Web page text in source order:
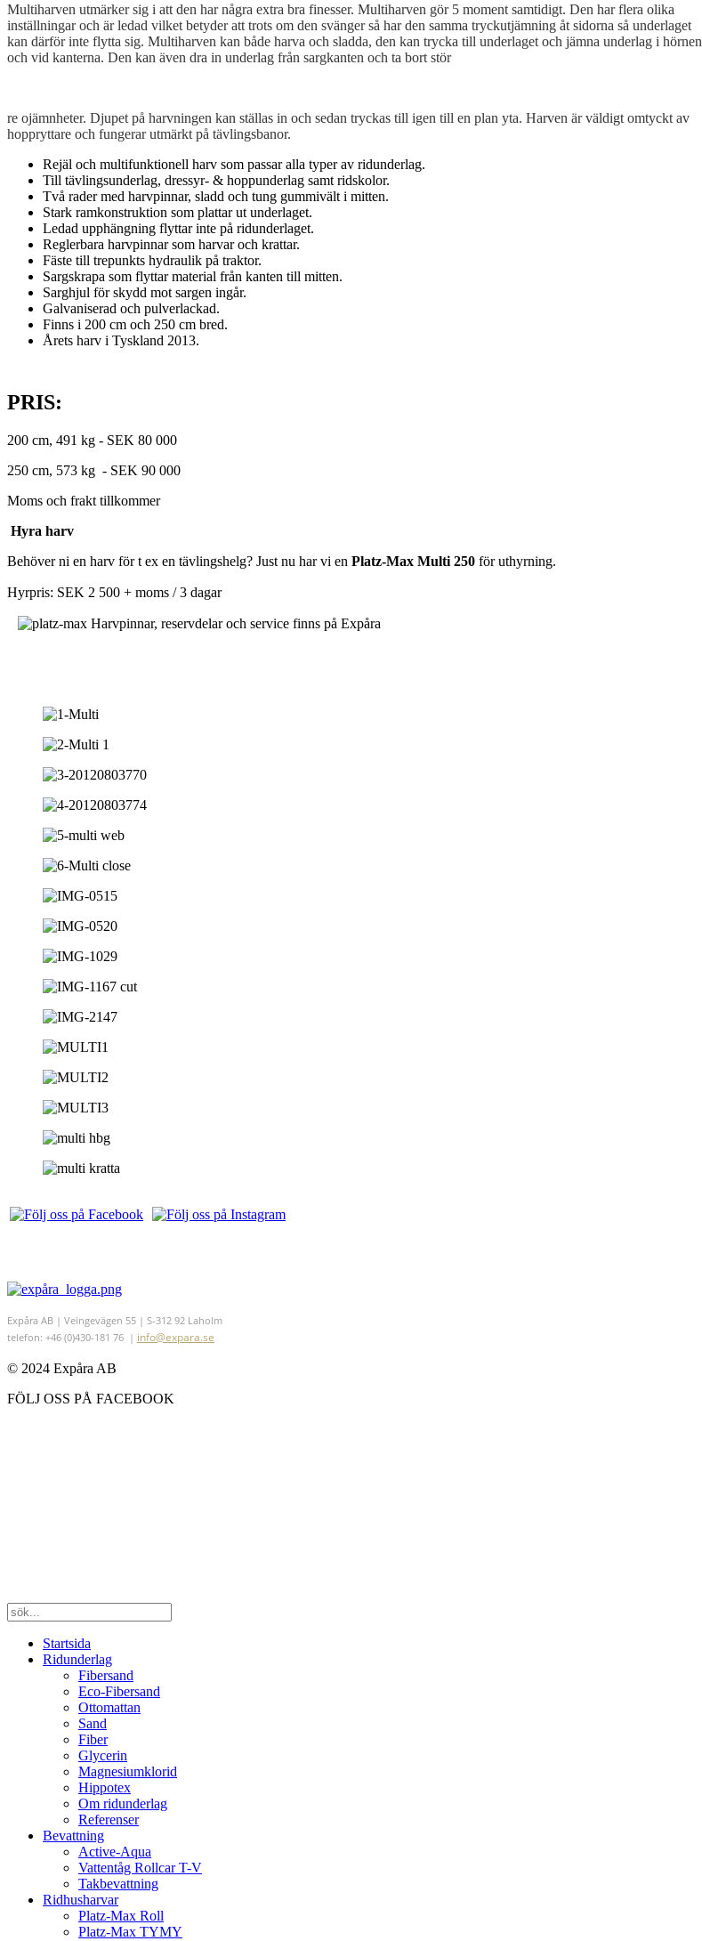
Multiharven utmärker sig i att den har några extra bra finesser. Multiharven gör 5 moment samtidigt. Den har flera olika
inställningar och är ledad vilket betyder att trots om den svänger så har den samma tryckutjämning åt sidorna så underlaget
kan därför inte flytta sig. Multiharven kan både harva och sladda, den kan trycka till underlaget och jämna underlag i hörnen
och vid kanterna. Den kan även dra in underlag från sargkanten och ta bort stör
re ojämnheter. Djupet på harvningen kan ställas in och sedan tryckas till igen till en plan yta. Harven är väldigt omtyckt av
hoppryttare och fungerar utmärkt på tävlingsbanor.
Rejäl och multifunktionell harv som passar alla typer av ridunderlag.
Till tävlingsunderlag, dressyr- & hoppunderlag samt ridskolor.
Två rader med harvpinnar, sladd och tung gummivält i mitten.
Stark ramkonstruktion som plattar ut underlaget.
Ledad upphängning flyttar inte på ridunderlaget.
Reglerbara harvpinnar som harvar och krattar.
Fäste till trepunkts hydraulik på traktor.
Sargskrapa som flyttar material från kanten till mitten.
Sarghjul för skydd mot sargen ingår.
Galvaniserad och pulverlackad.
Finns i 200 cm och 250 cm bred.
Årets harv i Tyskland 2013.
PRIS:
200 cm, 491 kg - SEK 80 000
250 cm, 573 kg - SEK 90 000
Moms och frakt tillkommer
Hyra harv
Behöver ni en harv för t ex en tävlingshelg? Just nu har vi en Platz-Max Multi 250 för uthyrning.
Hyrpris: SEK 2 500 + moms / 3 dagar
Harvpinnar, reservdelar och service finns på Expåra
Expåra AB | Veingevägen 55 | S-312 92 Laholm
telefon: +46 (0)430-181 76 | info@expara.se
© 2024 Expåra AB
FÖLJ OSS PÅ FACEBOOK
Startsida
Ridunderlag
Fibersand
Eco-Fibersand
Ottomattan
Sand
Fiber
Glycerin
Magnesiumklorid
Hippotex
Om ridunderlag
Referenser
Bevattning
Active-Aqua
Vattentåg Rollcar T-V
Takbevattning
Ridhusharvar
Platz-Max Roll
Platz-Max TYMY